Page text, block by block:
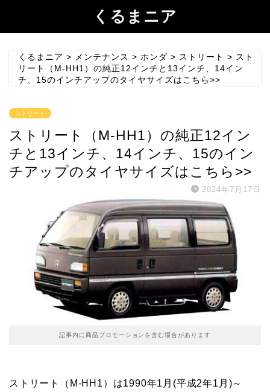
くるまニア
くるまニア > メンテナンス > ホンダ > ストリート > スト
リート（M-HH1）の純正12インチと13インチ、14イン
チ、15のインチアップのタイヤサイズはこちら>>
ストリート
ストリート（M-HH1）の純正12イン
チと13インチ、14インチ、15のイン
チアップのタイヤサイズはこちら>>
2024年7月17日
記事内に商品プロモーションを含む場合があります
ストリート（M-HH1）は1990年1月(平成2年1月)～